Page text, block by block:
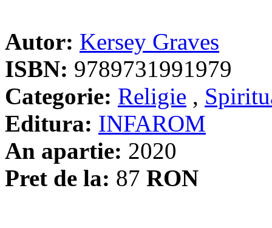
Autor: Kersey Graves
ISBN: 9789731991979
Categorie: Religie ,
Editura: INFAROM
An apartie: 2020
Pret de la: 87 RON